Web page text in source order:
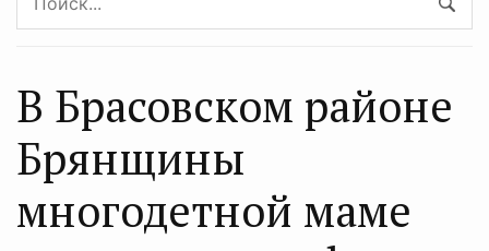
В Брасовском районе
Брянщины
многодетной маме